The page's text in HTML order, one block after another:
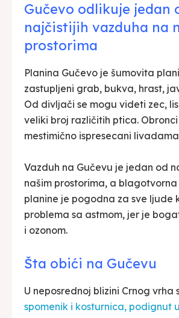
Gučevo odlikuje jedan
najčistijih vazduha na
prostorima
Planina Gučevo je šumovita
zastupljeni grab, bukva, hrast,
Od divljači se mogu videti zec,
veliki broj različitih ptica.
mestimično ispresecani
Vazduh na Gučevu je jedan od
našim prostorima, a
planine je pogodna za sve ljude
problema sa astmom, jer je
i ozonom.
Šta obići na Gučevu
U neposrednoj blizini Crnog vrha
spomenik i kosturnica, podignut